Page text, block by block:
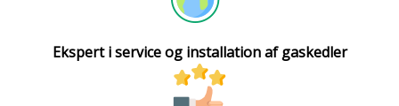
Ekspert i service og installation af gaskedler​